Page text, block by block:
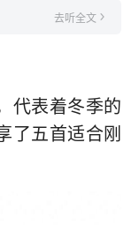
去听全文
代表着冬季的
了五首适合刚